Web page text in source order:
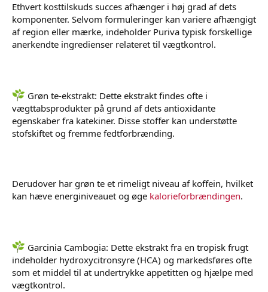
Ethvert kosttilskuds succes afhænger i høj grad af dets
komponenter. Selvom formuleringer kan variere afhængigt
af region eller mærke, indeholder Puriva typisk forskellige
anerkendte ingredienser relateret til vægtkontrol.
Grøn te-ekstrakt: Dette ekstrakt findes ofte i
vægttabsprodukter på grund af dets antioxidante
egenskaber fra katekiner. Disse stoffer kan understøtte
stofskiftet og fremme fedtforbrænding.
Derudover har grøn te et rimeligt niveau af koffein, hvilket
kan hæve energiniveauet og øge kalorieforbrændingen.
Garcinia Cambogia: Dette ekstrakt fra en tropisk frugt
indeholder hydroxycitronsyre (HCA) og markedsføres ofte
som et middel til at undertrykke appetitten og hjælpe med
vægtkontrol.